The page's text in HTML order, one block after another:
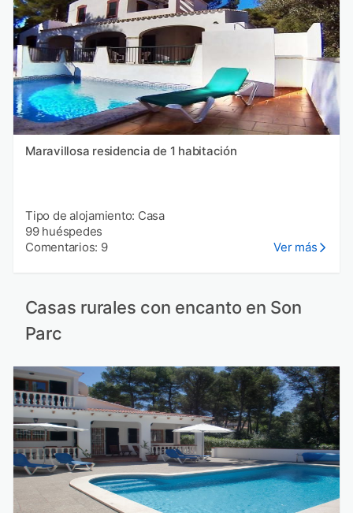
Maravillosa residencia de 1 habitación
Tipo de alojamiento: Casa
99 huéspedes
Comentarios: 9
Ver más
Casas rurales con encanto en Son
Parc